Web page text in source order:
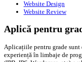
Website Design
Website Review
Aplică pentru
Aplicațiile pentru grade sunt
experiență în limbaje de